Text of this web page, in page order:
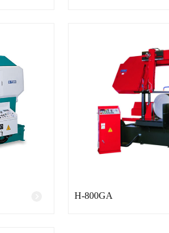
H-800GA